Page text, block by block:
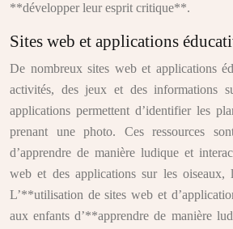
**développer leur esprit critique**.
Sites web et applications
De nombreux sites web et applications
activités, des jeux et des informations
applications permettent d’identifier les
prenant une photo. Ces ressources
d’apprendre de manière ludique et
web et des applications sur les oiseaux,
L’**utilisation de sites web et
aux enfants d’**apprendre de manière